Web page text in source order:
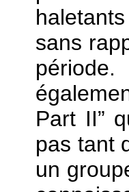
sans
Part II”
pas tant
un